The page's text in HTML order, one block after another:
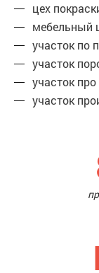
цех
мебельный
участок по
участок
участок
участок